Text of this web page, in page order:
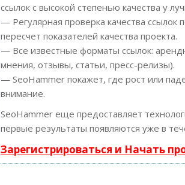
ссылок с высокой степенью качества у
— Регулярная проверка качества
пересчет показателей качества проекта.
— Все известные форматы ссылок:
мнения, отзывы, статьи, пресс-релизы).
— SeoHammer покажет, где рост или
внимание.
SeoHammer еще предоставляет
первые результаты появляются уже в
Зарегистрироваться и Начать